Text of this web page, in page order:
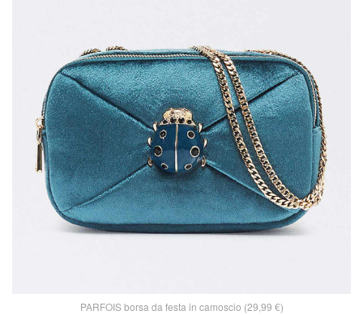
PARFOIS borsa da festa in camoscio (29,99 €)